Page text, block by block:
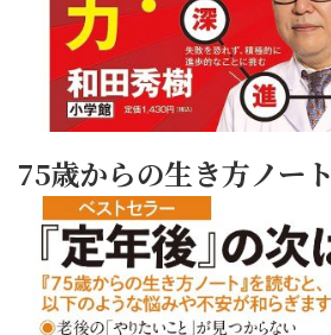
75歳からの生き方ノート